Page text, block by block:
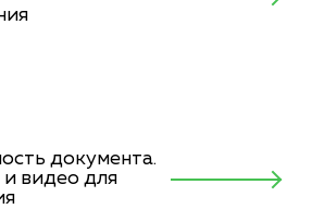
документа.
видео для